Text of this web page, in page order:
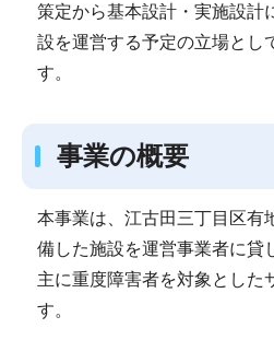
策定から基本設計・実施設計
設を運営する予定の立場とし
す。
事業の概要
本事業は、江古田三丁目区有
備した施設を運営事業者に貸
主に重度障害者を対象とした
す。